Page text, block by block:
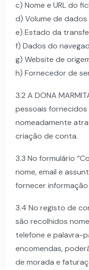
c) Nome e URL do
d) Volume de
e) Estado da
f) Dados do
g) Website de
h) Fornecedor de
3.2 A DONA
pessoais
nomeadamente
criação de conta.
3.3 No formulário
nome, email e
fornecer informação
3.4 No registo de
são recolhidos
telefone e palavra-
encomendas,
de morada e